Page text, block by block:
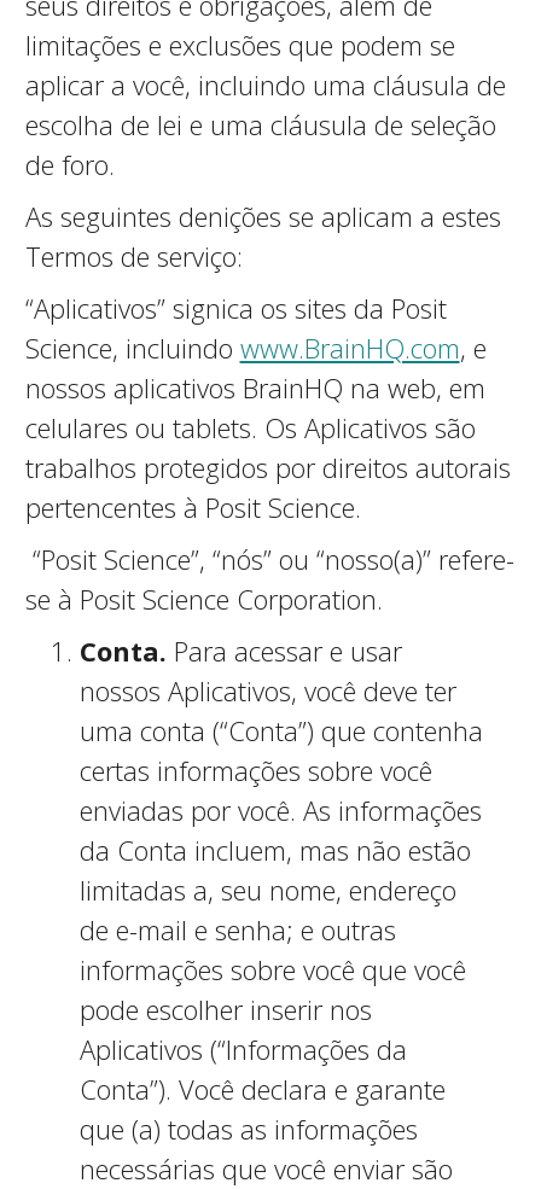
limitações e exclusões que podem se
aplicar a você, incluindo uma cláusula de
escolha de lei e uma cláusula de seleção
de foro.
As seguintes definições se aplicam a estes
Termos de serviço:
“Aplicativos” significa os sites da Posit
Science, incluindo www.BrainHQ.com, e
nossos aplicativos BrainHQ na web, em
celulares ou tablets. Os Aplicativos são
trabalhos protegidos por direitos autorais
pertencentes à Posit Science.
“Posit Science”, “nós” ou “nosso(a)” refere-
se à Posit Science Corporation.
Conta. Para acessar e usar
nossos Aplicativos, você deve ter
uma conta (“Conta”) que contenha
certas informações sobre você
enviadas por você. As informações
da Conta incluem, mas não estão
limitadas a, seu nome, endereço
de e-mail e senha; e outras
informações sobre você que você
pode escolher inserir nos
Aplicativos (“Informações da
Conta”). Você declara e garante
que (a) todas as informações
necessárias que você enviar são